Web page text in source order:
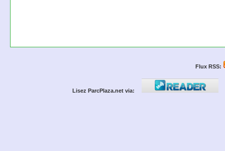
Flux RSS:
Lisez ParcPlaza.net via: